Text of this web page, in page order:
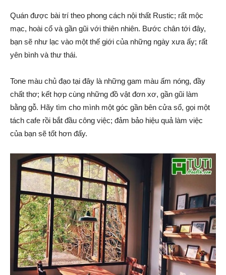
Quán được bài trí theo phong cách nội thất Rustic; rất mộc
mạc, hoài cổ và gần gũi với thiên nhiên. Bước chân tới đây,
bạn sẽ như lạc vào một thế giới của những ngày xưa ấy; rất
yên bình và thư thái.
Tone màu chủ đạo tại đây là những gam màu ấm nóng, đầy
chất thơ; kết hợp cùng những đồ vật đơn xơ, gần gũi làm
bằng gỗ. Hãy tìm cho mình một góc gần bên cửa sổ, gọi một
tách cafe rồi bắt đầu công việc; đảm bảo hiệu quả làm việc
của bạn sẽ tốt hơn đấy.